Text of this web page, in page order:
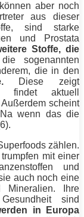
aber noch
aus dieser
sind starke
und Prostata
Stoffe, die
sogenannten
die in den
Diese zeigt
findet aktuell
scheint
wenn das die
zählen.
mit einer
und
auch noch eine
Mineralien. Ihre
sind
in Europa